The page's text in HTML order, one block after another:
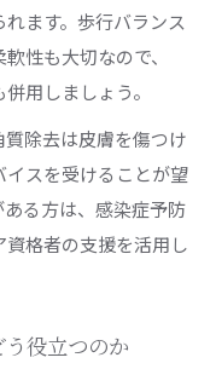
ます。歩行バランス
性も大切なので、
用しましょう。
除去は皮膚を傷つけ
スを受けることが望
る方は、感染症予防
格者の支援を活用し
役立つのか